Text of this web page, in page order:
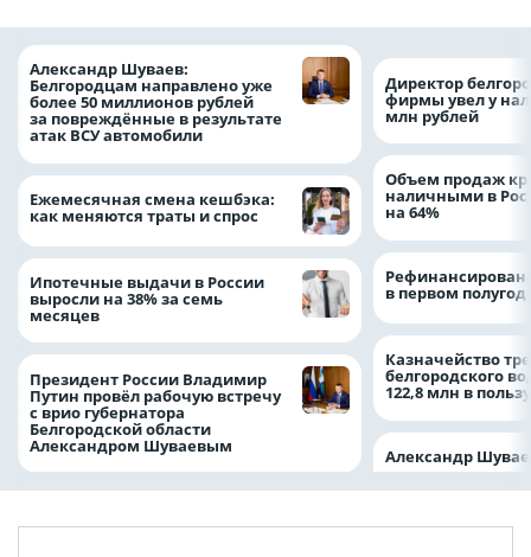
Александр Шуваев:
Белгородцам направлено уже
более 50 миллионов рублей
за повреждённые в результате
атак ВСУ автомобили
Ежемесячная смена кешбэка:
как меняются траты и спрос
Ипотечные выдачи в России
выросли на 38% за семь
месяцев
Президент России Владимир
Путин провёл рабочую встречу
с врио губернатора
Белгородской области
Александром Шуваевым
Директор
фирмы увел у
млн рублей
Объем продаж
наличными в
на 64%
в первом
Казначейство
белгородского
122,8 млн в
Александр